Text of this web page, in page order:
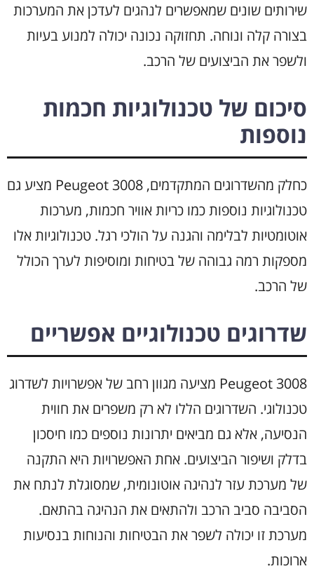
שירותים שונים שמאפשרים לנהגים לעדכן את המערכות
בצורה קלה ונוחה. תחזוקה נכונה יכולה למנוע בעיות
ולשפר את הביצועים של הרכב.
סיכום של טכנולוגיות חכמות
נוספות
כחלק מהשדרוגים המתקדמים, Peugeot 3008 מציע גם
טכנולוגיות נוספות כמו כריות אוויר חכמות, מערכות
אוטומטיות לבלימה והגנה על הולכי רגל. טכנולוגיות אלו
מספקות רמה גבוהה של בטיחות ומוסיפות לערך הכולל
של הרכב.
שדרוגים טכנולוגיים אפשריים
Peugeot 3008 מציעה מגוון רחב של אפשרויות לשדרוג
טכנולוגי. השדרוגים הללו לא רק משפרים את חווית
הנסיעה, אלא גם מביאים יתרונות נוספים כמו חיסכון
בדלק ושיפור הביצועים. אחת האפשרויות היא התקנה
של מערכת עזר לנהיגה אוטונומית, שמסוגלת לנתח את
הסביבה סביב הרכב ולהתאים את הנהיגה בהתאם.
מערכת זו יכולה לשפר את הבטיחות והנוחות בנסיעות
ארוכות.